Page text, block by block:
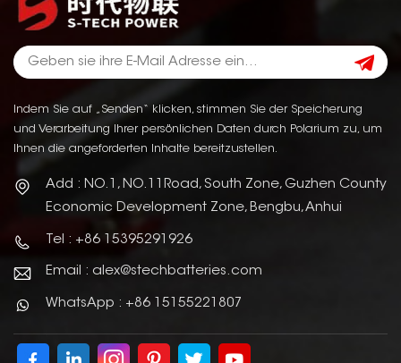
Indem Sie auf „Senden“ klicken, stimmen Sie der Speicherung
und Verarbeitung Ihrer persönlichen Daten durch Polarium zu, um
Ihnen die angeforderten Inhalte bereitzustellen.
Add : NO.1, NO.11Road, South Zone, Guzhen County
Economic Development Zone, Bengbu, Anhui
Tel : +86 15395291926
Email : alex@stechbatteries.com
WhatsApp : +86 15155221807